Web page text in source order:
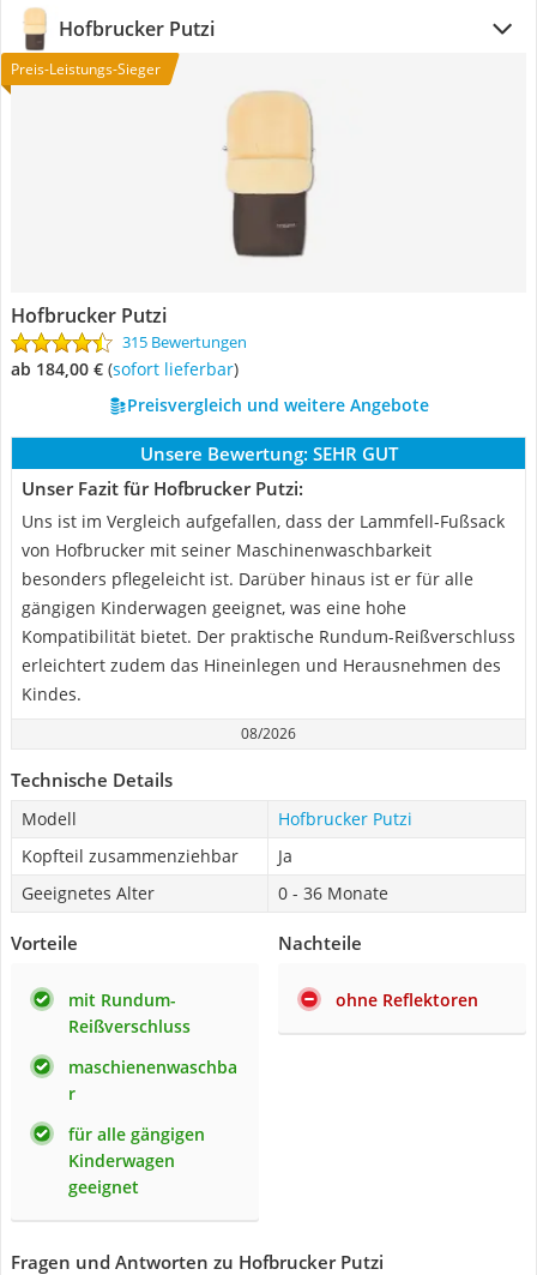
Hofbrucker Putzi
Preis-Leistungs-Sieger
Hofbrucker Putzi
315 Bewertungen
ab 184,00 € ( Sofort lieferbar)
Preisvergleich und weitere Angebote
Unsere Bewertung: SEHR GUT
Unser Fazit für Hofbrucker Putzi:
Uns ist im Vergleich aufgefallen, dass der Lammfell-Fußsack
von Hofbrucker mit seiner Maschinenwaschbarkeit
besonders pflegeleicht ist. Darüber hinaus ist er für alle
gängigen Kinderwagen geeignet, was eine hohe
Kompatibilität bietet. Der praktische Rundum-Reißverschluss
erleichtert zudem das Hineinlegen und Herausnehmen des
Kindes.
08/2026
Technische Details
Modell
Hofbrucker Putzi
Kopfteil zusammenziehbar
Ja
Geeignetes Alter
0 - 36 Monate
Vorteile
mit Rundum-
Reißverschluss
maschienenwaschba
r
für alle gängigen
Kinderwagen
geeignet
Nachteile
ohne Reflektoren
Fragen und Antworten zu Hofbrucker Putzi